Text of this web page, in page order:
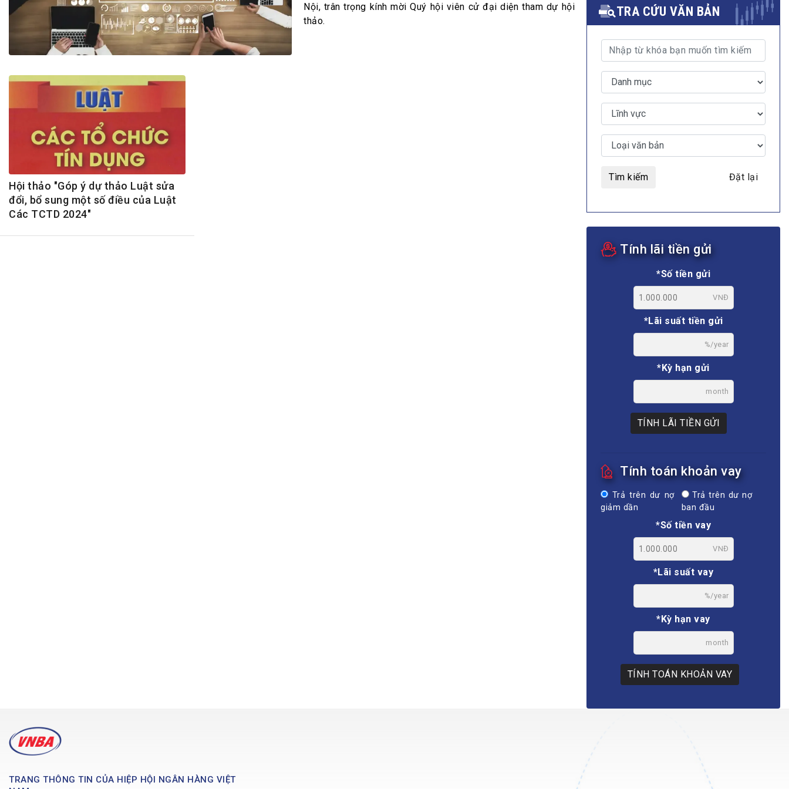
Bộ Chuẩn mực Đạo đức nghề nghiệp
Đấu giá tài sản
Thanh toán –Thẻ
Nhà quản trị
GÓP Ý CHÍNH SÁCH
Dự thảo luật
Tư vấn – Hỏi đáp
Tra cứu văn bản
MULTIMEDIA
Video
E-magazines
Nội, trân trọng kính mời Quý hội viên cử đại diện tham dự hội
thảo.
Hội thảo "Góp ý dự thảo Luật sửa
đổi, bổ sung một số điều của Luật
Các TCTD 2024"
TRA CỨU VĂN BẢN
Tìm kiếm Đặt lại
Tính lãi tiền gửi
*Số tiền gửi
VNĐ
*Lãi suất tiền gửi
%/year
*Kỳ hạn gửi
month
TÍNH LÃI TIỀN GỬI
Tính toán khoản vay
Trả trên dư nợ
giảm dần
Trả trên dư nợ
ban đầu
*Số tiền vay
VNĐ
*Lãi suất vay
%/year
*Kỳ hạn vay
month
TÍNH TOÁN KHOẢN VAY
TRANG THÔNG TIN CỦA HIỆP HỘI NGÂN HÀNG VIỆT